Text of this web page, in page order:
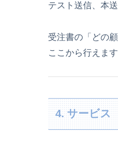
テスト送信、本
受注書の「どの
ここから行えます
4. サービス